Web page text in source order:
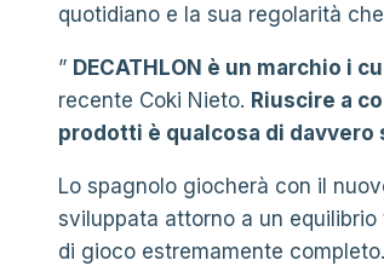
quotidiano e la sua regolarità
” DECATHLON è un marchio i
recente Coki Nieto. Riuscire a
prodotti è qualcosa di davvero
Lo spagnolo giocherà con il
sviluppata attorno a un
di gioco estremamente completo.